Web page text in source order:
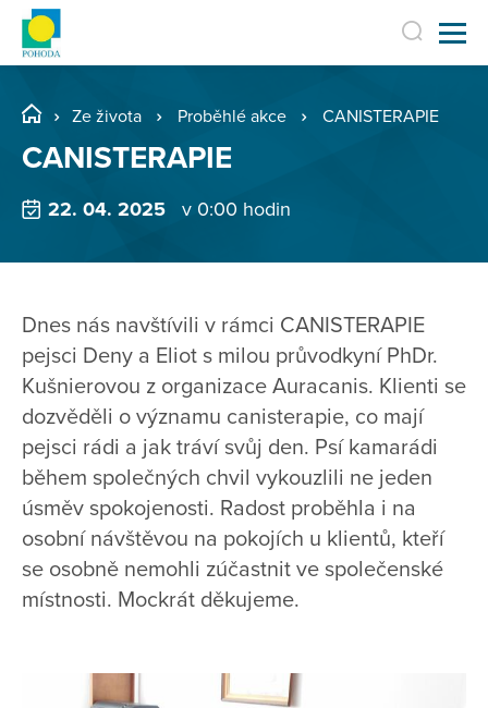
Ze života Proběhlé akce CANISTERAPIE
CANISTERAPIE
22. 04. 2025 v 0:00 hodin
Dnes nás navštívili v rámci CANISTERAPIE
pejsci Deny a Eliot s milou průvodkyní PhDr.
Kušnierovou z organizace Auracanis. Klienti se
dozvěděli o významu canisterapie, co mají
pejsci rádi a jak tráví svůj den. Psí kamarádi
během společných chvil vykouzlili ne jeden
úsměv spokojenosti. Radost proběhla i na
osobní návštěvou na pokojích u klientů, kteří
se osobně nemohli zúčastnit ve společenské
místnosti. Mockrát děkujeme.